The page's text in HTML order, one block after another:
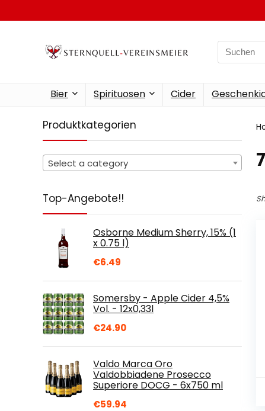
Search
for:
Bier Spirituosen Cider
Produktkategorien
Select a category
Top-Angebote!!
Osborne Medium Sherry, 15% (1
x 0.75 l)
€6.49
Somersby - Apple Cider 4,5%
Vol. - 12x0,33l
€24.90
Valdo Marca Oro
Valdobbiadene Prosecco
Superiore DOCG - 6x750 ml
€59.94